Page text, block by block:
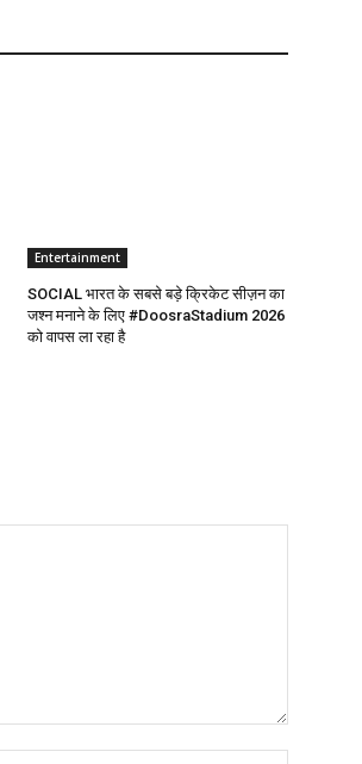
Entertainment
SOCIAL भारत के सबसे बड़े क्रिकेट सीज़न का
जश्न मनाने के लिए #DoosraStadium 2026
को वापस ला रहा है